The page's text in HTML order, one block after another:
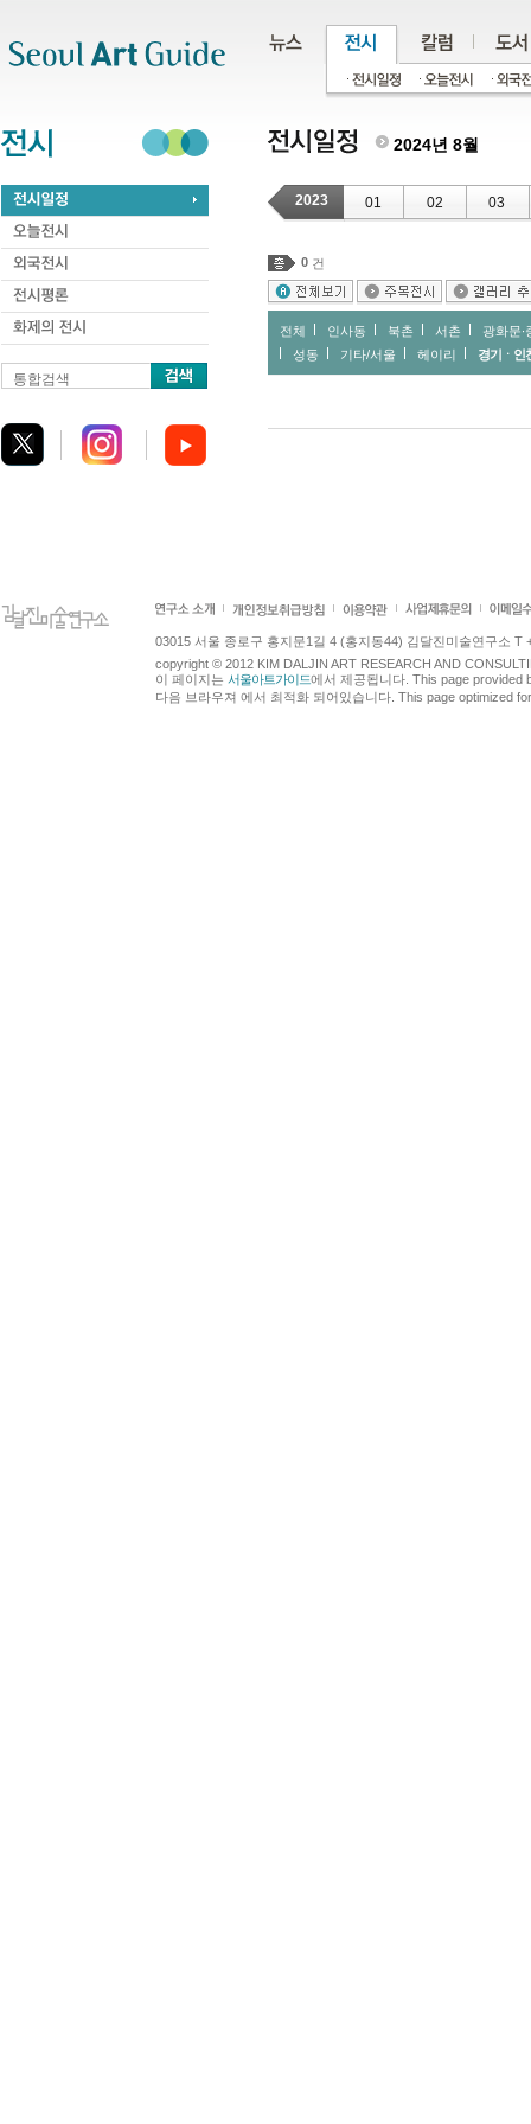
통합검색
2024년 8월
2023 01 02 03
0 건
전체 인사동 북촌 서촌
광화문∙
성동
기타/서울 헤이리 경기ㆍ인
03015 서울 종로구 홍지문1길 4 (홍지동44) 김달진미술연구소 T
copyright © 2012 KIM DALJIN ART RESEARCH AND
이 페이지는 서울아트가이드에서 제공됩니다. This page provided
다음 브라우져 에서 최적화 되어있습니다. This page optimized